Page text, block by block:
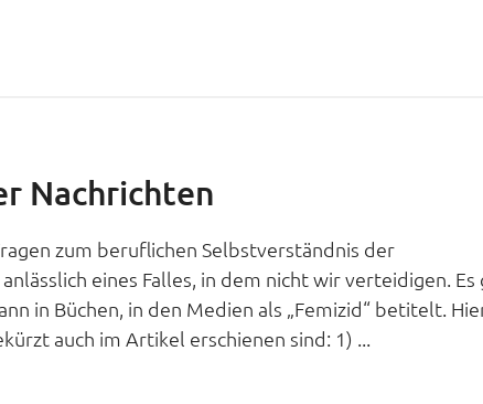
Nachrichten
zum beruflichen Selbstverständnis der
eines Falles, in dem nicht wir verteidigen. Es
in Büchen, in den Medien als „Femizid“ betitelt.
auch im Artikel erschienen sind: 1) ...